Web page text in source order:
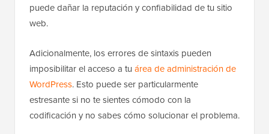
puede dañar la reputación y confiabilidad de tu sitio
web.
Adicionalmente, los errores de sintaxis pueden
imposibilitar el acceso a tu área de administración de
WordPress. Esto puede ser particularmente
estresante si no te sientes cómodo con la
codificación y no sabes cómo solucionar el problema.